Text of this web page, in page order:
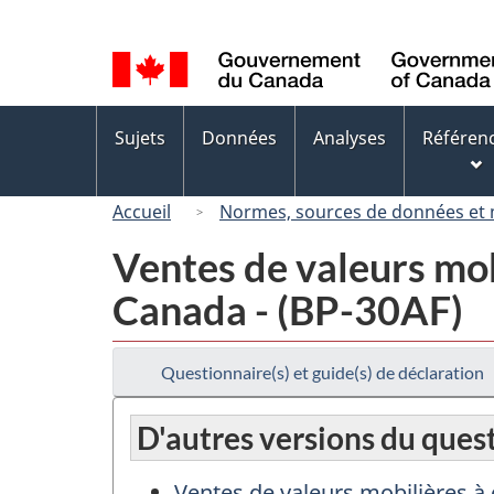
de
la
langue
des
Sujets Données Analyses
Accueil Normes, sources de données et
Ventes de valeurs
Canada - (BP-30AF)
Questionnaire(s) et guide(s) de déclaration
D'autres versions du